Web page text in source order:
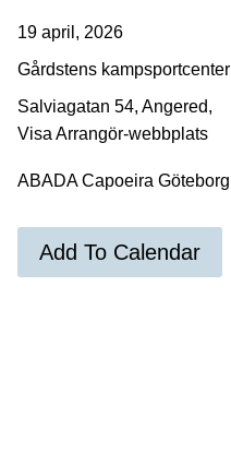
19 april, 2026
Gårdstens kampsportcenter
Salviagatan 54, Angered,
ABADA Capoeira Göteborg
Visa Arrangör-webbplats
Add To Calendar